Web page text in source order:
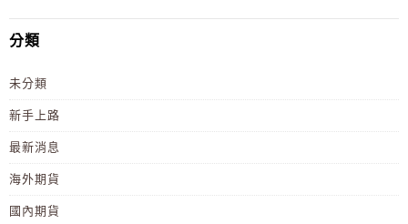
分類
未分類
新手上路
最新消息
海外期貨
國內期貨